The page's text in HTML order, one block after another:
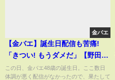
金バエ
【金バエ】誕生日配信も苦痛!
「きつい! もうダメだ」【野田】
【よっさん】
この日、金バエ48歳の誕生日。ここ数日
体調が悪く配信がなかったので、果たして